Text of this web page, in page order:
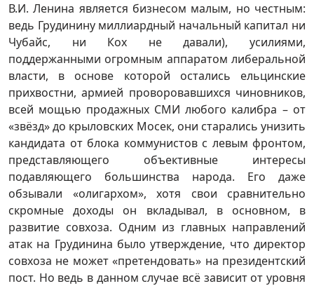
В.И. Ленина является бизнесом малым, но честным:
ведь Грудинину миллиардный начальный капитал ни
Чубайс, ни Кох не давали), усилиями,
поддержанными огромным аппаратом либеральной
власти, в основе которой остались ельцинские
прихвостни, армией проворовавшихся чиновников,
всей мощью продажных СМИ любого калибра – от
«звёзд» до крыловских Мосек, они старались унизить
кандидата от блока коммунистов с левым фронтом,
представляющего объективные интересы
подавляющего большинства народа. Его даже
обзывали «олигархом», хотя свои сравнительно
скромные доходы он вкладывал, в основном, в
развитие совхоза. Одним из главных направлений
атак на Грудинина было утверждение, что директор
совхоза не может «претендовать» на президентский
пост. Но ведь в данном случае всё зависит от уровня